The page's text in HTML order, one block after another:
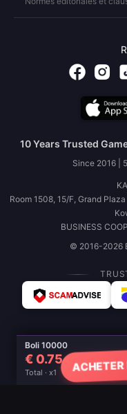
Boli 10000
€ 0.75
Total · x1
10 Years Trusted
Since 2016 |
Room 1508, 15/F, Grand
BUSINESS
© 2016-2026